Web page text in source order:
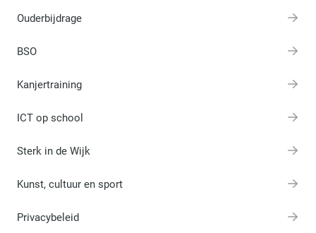
Ouderbijdrage
BSO
Kanjertraining
ICT op school
Sterk in de Wijk
Kunst, cultuur en sport
Privacybeleid